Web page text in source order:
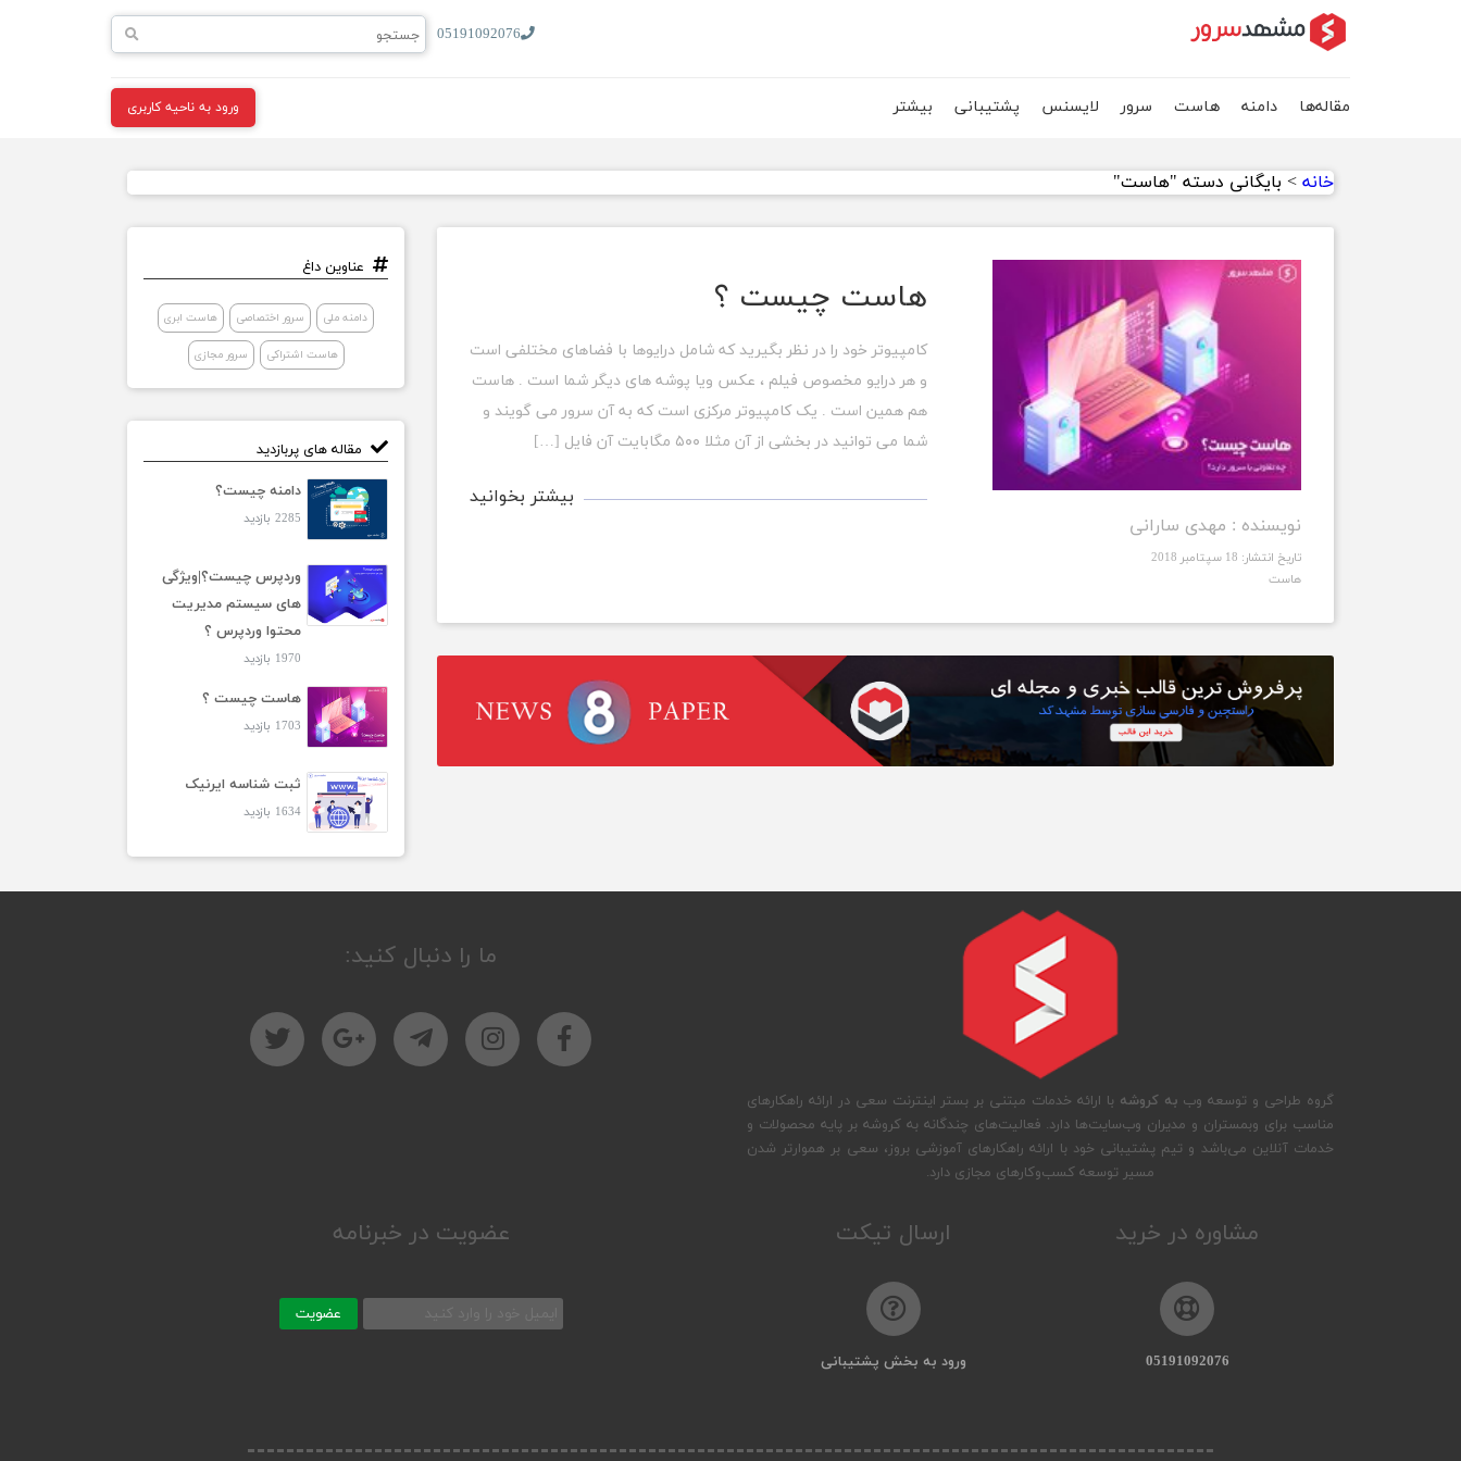
05191092076
مقاله‌ها دامنه هاست سرور لایسنس پشتیبانی بیشتر ورود به ناحیه کاربری
خانه > بایگانی دسته "هاست"
نویسنده : مهدی سارانی
تاریخ انتشار: 18 سپتامبر 2018
هاست
هاست چیست ؟
کامپیوتر خود را در نظر بگیرید که شامل درایوها با فضاهای مختلفی است
و هر درایو مخصوص فیلم ، عکس ویا پوشه های دیگر شما است . هاست
هم همین است . یک کامپیوتر مرکزی است که به آن سرور می گویند و
شما می توانید در بخشی از آن مثلا ۵۰۰ مگابایت آن فایل […]
بیشتر بخوانید
عناوین داغ
دامنه ملی سرور اختصاصی هاست ابری
هاست اشتراکی سرور مجازی
مقاله های پربازدید
دامنه چیست؟
2285 بازدید
وردپرس چیست؟|ویژگی
های سیستم مدیریت
محتوا وردپرس ؟
1970 بازدید
هاست چیست ؟
1703 بازدید
ثبت شناسه ایرنیک
1634 بازدید
گروه طراحی و توسعه وب به کروشه با ارائه خدمات مبتنی بر بستر اینترنت سعی در ارائه راهکارهای
مناسب برای وبمستران و مدیران وب‌سایت‌ها دارد. فعالیت‌های چندگانه به کروشه بر پایه محصولات و
خدمات آنلاین می‌باشد و تیم پشتیبانی خود با ارائه راهکارهای آموزشی بروز، سعی بر هموارتر شدن
مسیر توسعه کسب‌وکارهای مجازی دارد.
ما را دنبال کنید:
مشاوره در خرید
05191092076
ارسال تیکت
ورود به بخش پشتیبانی
عضویت در خبرنامه
عضویت